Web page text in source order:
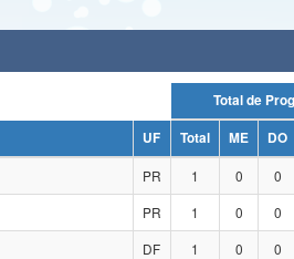
UF Total ME DO
PR 1 0 0
PR 1 0 0
DF 1 0 0